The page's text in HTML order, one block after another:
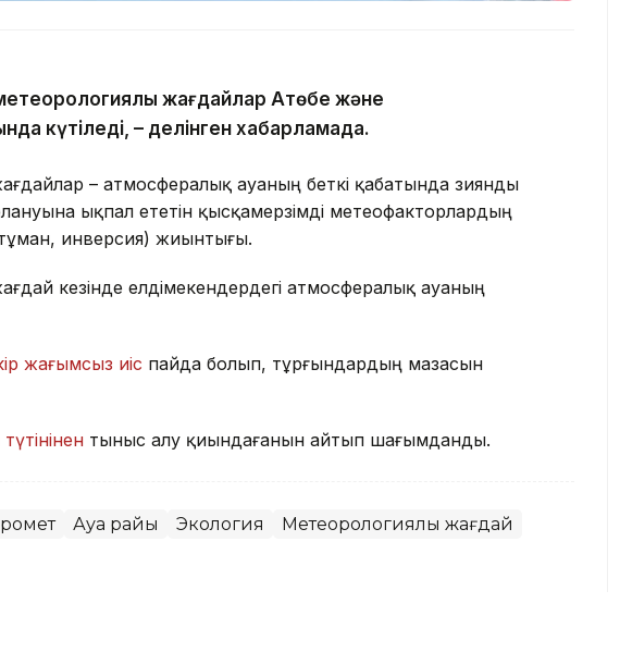
жағдайлар Ақтөбе және
күтіледі, – делінген хабарламада.
– атмосфералық ауаның беткі қабатында зиянды
ықпал ететін қысқамерзімді метеофакторлардың
инверсия) жиынтығы.
кезінде елдімекендердегі атмосфералық ауаның
жағымсыз иіс пайда болып, тұрғындардың мазасын
тыныс алу қиындағанын айтып шағымданды.
Ауа райы Экология Метеорологиялық жағдай